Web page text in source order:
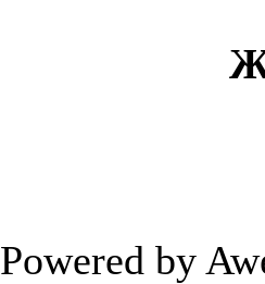
Powered by